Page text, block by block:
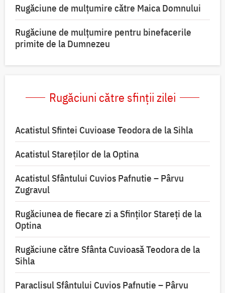
Rugăciune de mulţumire către Maica Domnului
Rugăciune de mulțumire pentru binefacerile
primite de la Dumnezeu
Rugăciuni către sfinții zilei
Acatistul Sfintei Cuvioase Teodora de la Sihla
Acatistul Stareţilor de la Optina
Acatistul Sfântului Cuvios Pafnutie – Pârvu
Zugravul
Rugăciunea de fiecare zi a Sfinților Stareți de la
Optina
Rugăciune către Sfânta Cuvioasă Teodora de la
Sihla
Paraclisul Sfântului Cuvios Pafnutie – Pârvu